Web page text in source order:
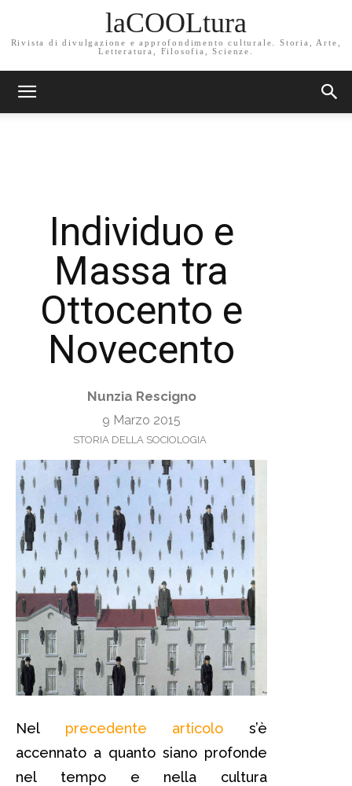
laCOOLtura
Rivista di divulgazione e approfondimento culturale. Storia, Arte,
Letteratura, Filosofia, Scienze.
Individuo e
Massa tra
Ottocento e
Novecento
Nunzia Rescigno
9 Marzo 2015
STORIA DELLA SOCIOLOGIA
Nel precedente articolo s’è
accennato a quanto siano profonde
nel tempo e nella cultura